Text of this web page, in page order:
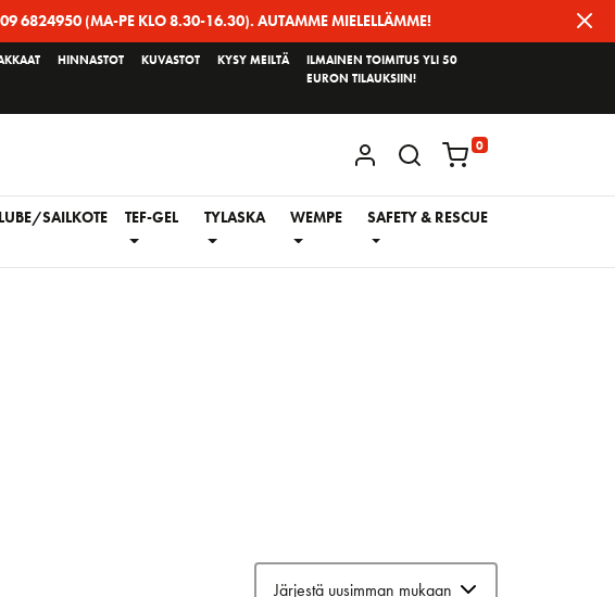
09 6824950 (MA-PE KLO 8.30-16.30). AUTAMME MIELELLÄMME!
HINNASTOT KUVASTOT KYSY MEILTÄ
ILMAINEN TOIMITUS YLI 50
EURON TILAUKSIIN!
KIRJAUDU / REKISTERÖIDY
0
SAILKOTE TEF-GEL TYLASKA WEMPE SAFETY & RESCUE